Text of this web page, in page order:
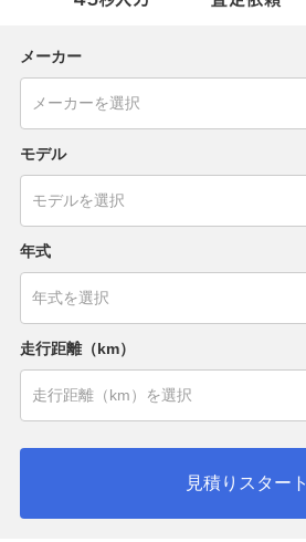
メーカー
モデル
年式
走行距離（km）
見積りスタート